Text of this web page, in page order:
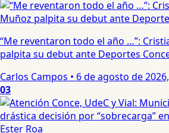
“Me reventaron todo el año …”:
palpita su debut ante Deportes
Carlos Campos • 6 de agosto de
03